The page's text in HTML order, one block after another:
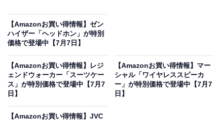
この記事の執筆者：
いもの部
のがもっと楽しく、もっとお得になる情報をお届け。編集部員によ
る独自レビューなど、ここでしか手に入らない情報も満載です。
...続きを読む
オールアバウトに還元されることがあります。
【Amazonお買い得情報】ゼン
ハイザー「ヘッドホン」が特別
価格で登場中【7月7日】
【Amazonお買い得情報】レジ
ェンドウォーカー「スーツケー
ス」が特別価格で登場中【7月7
日】
【Amazonお買い得情報】マー
シャル「ワイヤレススピーカ
ー」が特別価格で登場中【7月7
日】
【Amazonお買い得情報】JVC